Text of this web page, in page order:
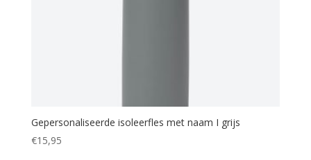
Gepersonaliseerde isoleerfles met naam I grijs
€15,95